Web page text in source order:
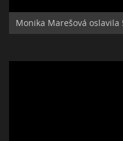
Monika Marešová oslavila